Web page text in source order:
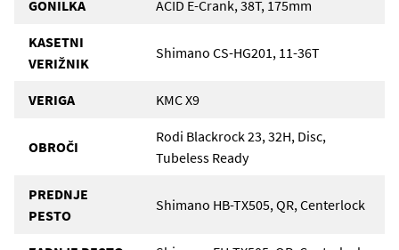
GONILKA ACID E-Crank, 38T, 175mm
KASETNI
VERIŽNIK
Shimano CS-HG201, 11-36T
VERIGA KMC X9
OBROČI
Rodi Blackrock 23, 32H, Disc,
Tubeless Ready
PREDNJE
PESTO
Shimano HB-TX505, QR, Centerlock